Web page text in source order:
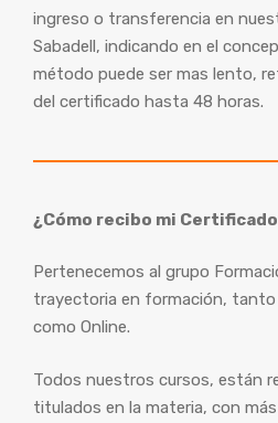
ingreso o transferencia en
Sabadell, indicando en el
método puede ser mas lento,
del certificado hasta 48 horas.
¿Cómo recibo mi
Pertenecemos al grupo
trayectoria en formación, tanto
como Online.
Todos nuestros cursos, están
titulados en la materia, con